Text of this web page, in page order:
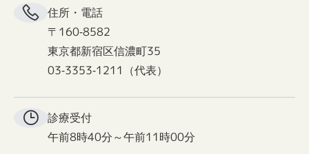
住所・電話
〒160-8582
東京都新宿区信濃町35
03-3353-1211（代表）
診療受付
午前8時40分～午前11時00分